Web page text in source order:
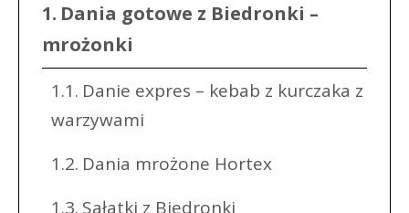
Dania gotowe z Biedronki –
mrożonki
Danie expres – kebab z kurczaka z
warzywami
Dania mrożone Hortex
Sałatki z Biedronki